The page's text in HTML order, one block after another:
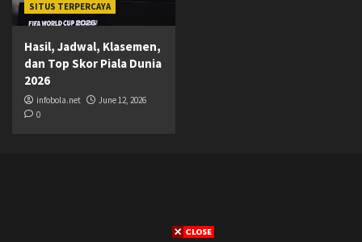
SITUS TERPERCAYA
Hasil, Jadwal, Klasemen,
dan Top Skor Piala Dunia
2026
infobola.net
June 12, 2026
0